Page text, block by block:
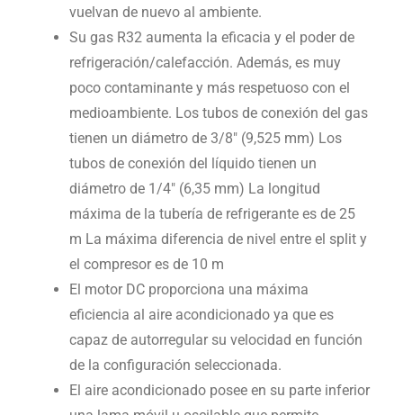
vuelvan de nuevo al ambiente.
Su gas R32 aumenta la eficacia y el poder de
refrigeración/calefacción. Además, es muy
poco contaminante y más respetuoso con el
medioambiente. Los tubos de conexión del gas
tienen un diámetro de 3/8″ (9,525 mm) Los
tubos de conexión del líquido tienen un
diámetro de 1/4″ (6,35 mm) La longitud
máxima de la tubería de refrigerante es de 25
m La máxima diferencia de nivel entre el split y
el compresor es de 10 m
El motor DC proporciona una máxima
eficiencia al aire acondicionado ya que es
capaz de autorregular su velocidad en función
de la configuración seleccionada.
El aire acondicionado posee en su parte inferior